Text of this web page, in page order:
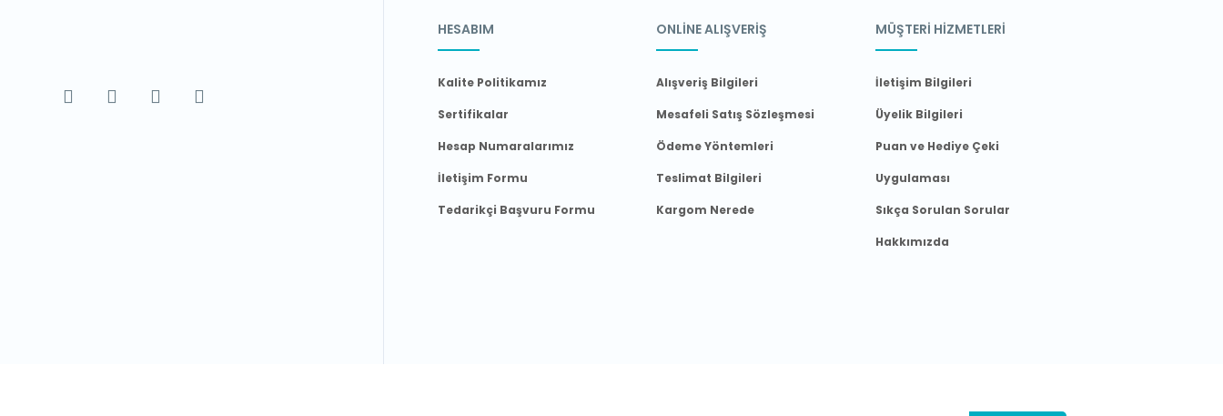
HESABIM
Kalite Politikamız
Sertifikalar
Hesap Numaralarımız
İletişim Formu
Tedarikçi Başvuru Formu
ONLİNE ALIŞVERİŞ
Alışveriş Bilgileri
Mesafeli Satış Sözleşmesi
Ödeme Yöntemleri
Teslimat Bilgileri
Kargom Nerede
MÜŞTERİ HİZMETLERİ
İletişim Bilgileri
Üyelik Bilgileri
Puan ve Hediye Çeki
Uygulaması
Sıkça Sorulan Sorular
Hakkımızda